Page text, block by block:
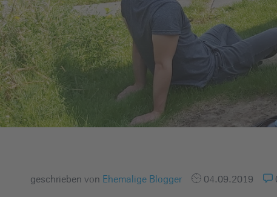
e
i
n
geschrieben von Ehemalige Blogger 04.09.2019